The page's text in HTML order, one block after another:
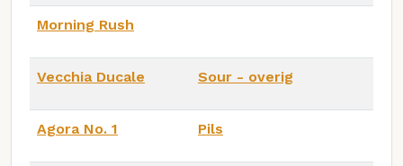
Morning Rush
Vecchia Ducale Sour - overig
Agora No. 1 Pils